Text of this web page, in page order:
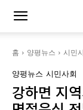
홈 양평뉴스 시민
양평뉴스 시민사회
강하면 지